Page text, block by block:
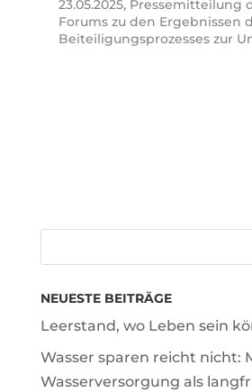
23.05.2025, Pressemitteilung
Forums zu den Ergebnissen
Beiteiligungsprozesses zur
NEUESTE BEITRÄGE
Leerstand, wo Leben sein
Wasser sparen reicht nicht:
Wasserversorgung als